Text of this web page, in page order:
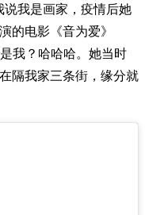
说我是画家，疫情后她
的电影《音为爱》
我？哈哈哈。她当时
隔我家三条街，缘分就